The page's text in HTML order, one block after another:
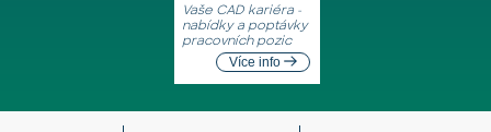
Vaše CAD kariéra -
nabídky a poptávky
pracovních pozic
Více info